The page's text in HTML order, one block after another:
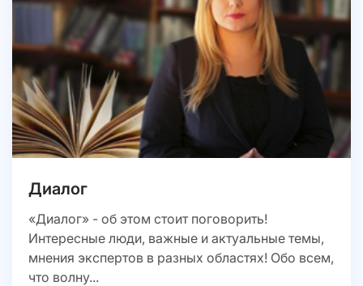
Диалог
«Диалог» - об этом стоит поговорить!
Интересные люди, важные и актуальные темы,
мнения экспертов в разных областях! Обо всем,
что волну...